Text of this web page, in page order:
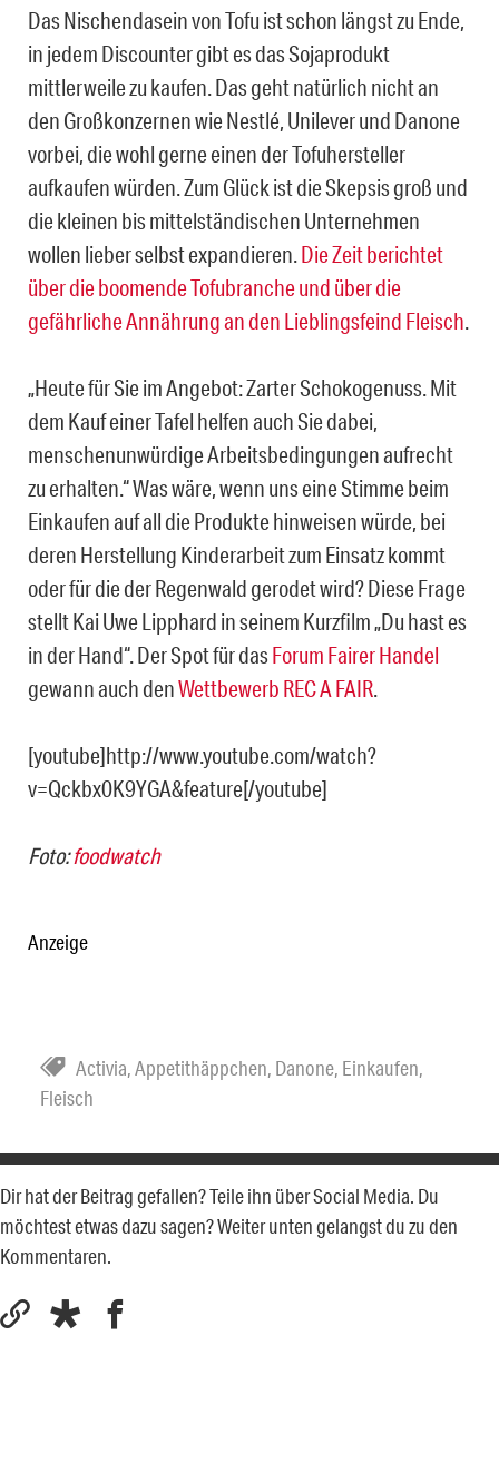
Das Nischendasein von Tofu ist schon längst zu Ende,
in jedem Discounter gibt es das Sojaprodukt
mittlerweile zu kaufen. Das geht natürlich nicht an
den Großkonzernen wie Nestlé, Unilever und Danone
vorbei, die wohl gerne einen der Tofuhersteller
aufkaufen würden. Zum Glück ist die Skepsis groß und
die kleinen bis mittelständischen Unternehmen
wollen lieber selbst expandieren.Die Zeit berichtet
über die boomende Tofubranche und über die
gefährliche Annährung an den Lieblingsfeind Fleisch.
„Heute für Sie im Angebot: Zarter Schokogenuss. Mit
dem Kauf einer Tafel helfen auch Sie dabei,
menschenunwürdige Arbeitsbedingungen aufrecht
zu erhalten.“ Was wäre, wenn uns eine Stimme beim
Einkaufen auf all die Produkte hinweisen würde, bei
deren Herstellung Kinderarbeit zum Einsatz kommt
oder für die der Regenwald gerodet wird? Diese Frage
stellt Kai Uwe Lipphard in seinem Kurzfilm „Du hast es
in der Hand“. Der Spot für dasForum Fairer Handel
gewann auch denWettbewerb REC A FAIR.
[youtube]http://www.youtube.com/watch?
v=Qckbx0K9YGA&feature[/youtube]
Foto:foodwatch
Anzeige
Activia,Appetithäppchen, Danone, Einkaufen,
Fleisch
Dir hat der Beitrag gefallen? Teile ihn über Social Media. Du
möchtest etwas dazu sagen? Weiter unten gelangst du zu den
Kommentaren.